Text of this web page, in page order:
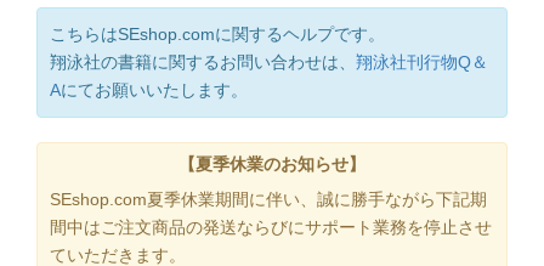
こちらはSEshop.comに関するヘルプです。
翔泳社の書籍に関するお問い合わせは、 翔泳社刊行物Q＆
Aにてお願いいたします。
【夏季休業のお知らせ】
SEshop.com夏季休業期間に伴い、誠に勝手ながら下記期
間中はご注文商品の発送ならびにサポート業務を停止させ
ていただきます。